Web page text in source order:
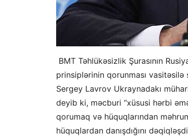
BMT Təhlükəsizlik Şurasının
prinsiplərinin qorunması
Sergey Lavrov Ukraynadakı
deyib ki, məcburi “xüsusi hərbi
qorumaq və hüquqlarından
hüquqlardan danışdığını